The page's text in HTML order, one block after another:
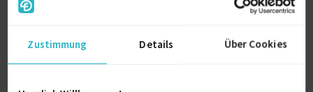
Zustimmung Details Über Cookies
5
Deutschland